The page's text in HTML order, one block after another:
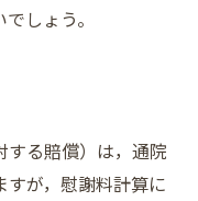
しょう。
る賠償）は，通院
が，慰謝料計算に